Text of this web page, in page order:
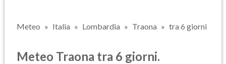
Meteo Italia Lombardia Traona tra 6 giorni
Meteo Traona tra 6 giorni.